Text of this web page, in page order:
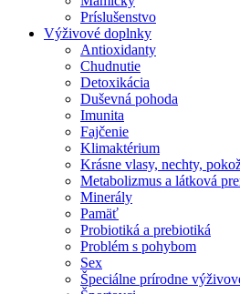
Príslušenstvo
Výživové doplnky
Antioxidanty
Chudnutie
Detoxikácia
Duševná pohoda
Imunita
Fajčenie
Klimaktérium
Krásne vlasy, nechty,
Metabolizmus a látková
Minerály
Pamäť
Probiotiká a prebiotiká
Problém s pohybom
Sex
Špeciálne prírodne